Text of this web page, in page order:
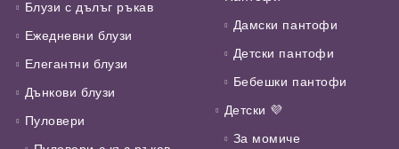
Блузи с дълъг ръкав
Ежедневни блузи
Елегантни блузи
Дънкови блузи
Пуловери
Дамски пантофи
Детски пантофи
Бебешки пантофи
Детски 💜
За момиче